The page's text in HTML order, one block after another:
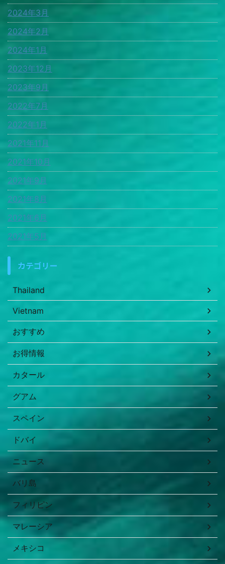
2024年3月
2024年2月
2024年1月
2023年12月
2023年9月
2022年7月
2022年1月
2021年11月
2021年10月
2021年9月
2021年8月
2021年6月
2021年5月
カテゴリー
Thailand
Vietnam
おすすめ
お得情報
カタール
グアム
スペイン
ドバイ
ニュース
バリ島
フィリピン
マレーシア
メキシコ